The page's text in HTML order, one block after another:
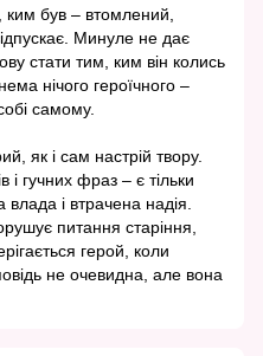
був – втомлений,
Минуле не дає
стати тим, ким він колись
нічого героїчного –
самому.
як і сам настрій твору.
гучних фраз – є тільки
і втрачена надія.
питання старіння,
герой, коли
не очевидна, але вона